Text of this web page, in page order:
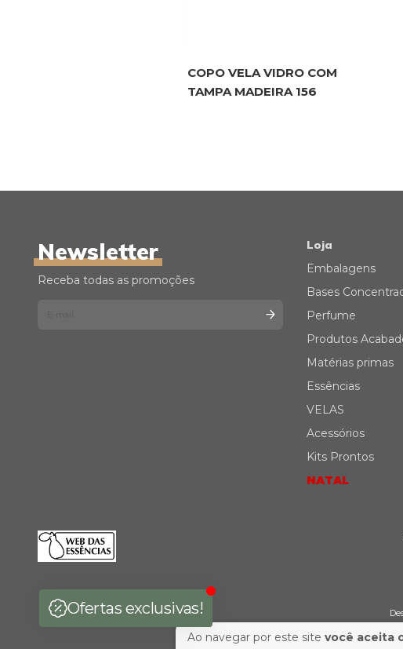
Ao navegar por este site você aceita
COPO VELA VIDRO COM
TAMPA MADEIRA 156
Newsletter
Receba todas as promoções
Loja
Embalagens
Bases
Perfume
Produtos
Matérias primas
Essências
VELAS
Acessórios
Kits Prontos
NATAL